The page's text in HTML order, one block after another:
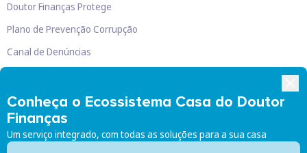
Conheça o Ecossistema Casa do Doutor
Finanças
Um serviço integrado, com todas as soluções para a sua casa
Doutor Finanças Protege
Plano de Prevenção Corrupção
Canal de Denúncias
Doutor Finanças, Lda